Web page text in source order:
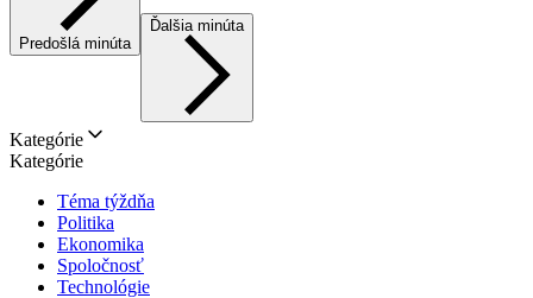
Predošlá minúta
Ďalšia minúta
Kategórie
Kategórie
Téma týždňa
Politika
Ekonomika
Spoločnosť
Technológie